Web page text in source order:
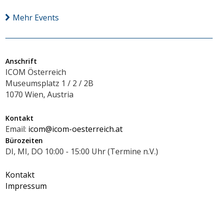
Mehr Events
Anschrift
ICOM Österreich
Museumsplatz 1 / 2 / 2B
1070 Wien, Austria
Kontakt
Email: icom@icom-oesterreich.at
Bürozeiten
DI, MI, DO 10:00 - 15:00 Uhr (Termine n.V.)
Kontakt
Impressum